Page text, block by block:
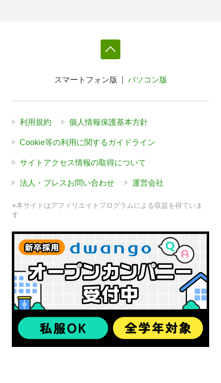
スマートフォン版 パソコン版
利用規約 個人情報保護基本方針
Cookie等の利用に関するガイドライン
サイトアクセス情報の取得について
法人・プレスお問い合わせ 運営会社
※本サイトはアフィリエイトプログラムによる収益を得ていま
す